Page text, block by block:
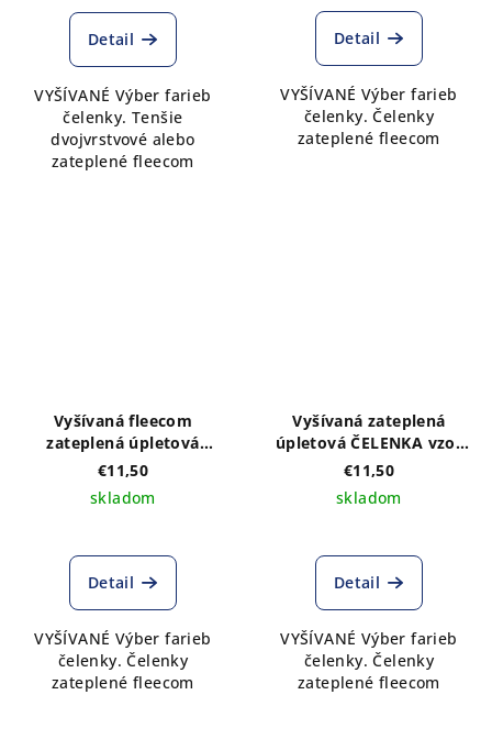
Detail
VYŠÍVANÉ Výber farieb
čelenky. Tenšie
dvojvrstvové alebo
zateplené fleecom
Detail
VYŠÍVANÉ Výber farieb
čelenky. Čelenky
zateplené fleecom
Vyšívaná fleecom
zateplená úpletová
ČELENKA vzor IKA
tmavomodrá výber farieb
€11,50
skladom
Detail
VYŠÍVANÉ Výber farieb
čelenky. Čelenky
zateplené fleecom
Vyšívaná zateplená
úpletová ČELENKA vzor
IKA zlatá výber farieb
€11,50
skladom
Detail
VYŠÍVANÉ Výber farieb
čelenky. Čelenky
zateplené fleecom